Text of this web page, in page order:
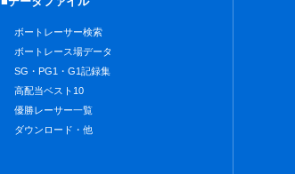
ボートレーサー検索
ボートレース場データ
SG・PG1・G1記録集
高配当ベスト10
優勝レーサー一覧
ダウンロード・他